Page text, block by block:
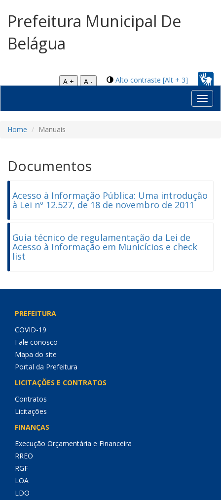
Prefeitura Municipal De
Belágua
Alto contraste [Alt + 3]
A +
A -
Home Manuais
Documentos
Acesso à Informação Pública: Uma introdução
à Lei nº 12.527, de 18 de novembro de 2011
Guia técnico de regulamentação da Lei de
Acesso à Informação em Municícios e check
list
PREFEITURA
COVID-19
Fale conosco
Mapa do site
Portal da Prefeitura
LICITAÇÕES E CONTRATOS
Contratos
Licitações
FINANÇAS
Execução Orçamentária e Financeira
RREO
RGF
LOA
LDO